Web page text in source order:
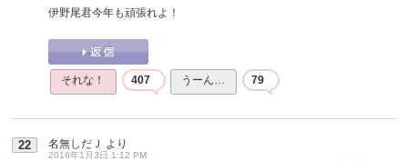
伊野尾君今年も頑張れよ！
それな！ 407 うーん… 79
22 名無しだＪ より
2016年1月3日 1:12 PM